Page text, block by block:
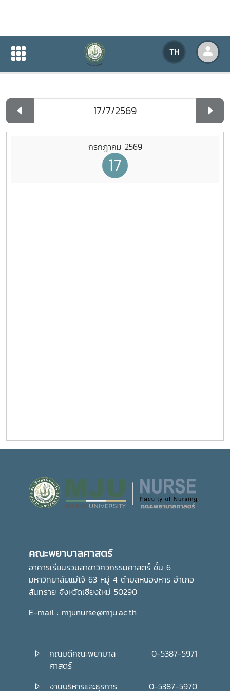
TH
ปฏิทินกิจกรรมของหน่วยงาน
ปฏิทินกิจกรรมของหน่วยงาน
กรกฎาคม 2569
17
คณะพยาบาลศาสตร์
อาคารเรียนรวมสาขาวิศวกรรมศาสตร์ ชั้น 6
มหาวิทยาลัยแม่โจ้ 63 หมู่ 4 ตำบลหนองหาร อำเภอ
สันทราย จังหวัดเชียงใหม่ 50290
E-mail : mjunurse@mju.ac.th
คณบดีคณะพยาบาล
ศาสตร์
0-5387-5971
งานบริหารและธุรการ 0-5387-5970